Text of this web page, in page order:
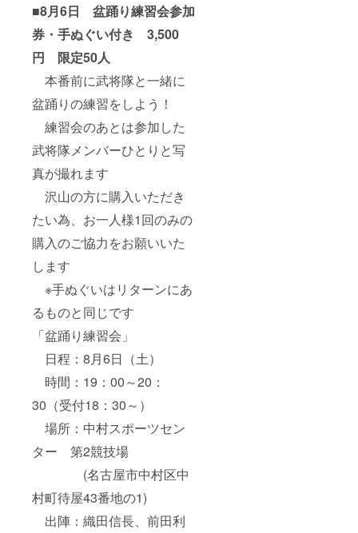
■8月6日 盆踊り練習会参加
券・手ぬぐい付き 3,500
円 限定50人
本番前に武将隊と一緒に
盆踊りの練習をしよう！
練習会のあとは参加した
武将隊メンバーひとりと写
真が撮れます
沢山の方に購入いただき
たい為、お一人様1回のみの
購入のご協力をお願いいた
します
※手ぬぐいはリターンにあ
るものと同じです
「盆踊り練習会」
日程：8月6日（土）
時間：19：00～20：
30（受付18：30～）
場所：中村スポーツセン
ター 第2競技場
(名古屋市中村区中
村町待屋43番地の1)
出陣：織田信長、前田利